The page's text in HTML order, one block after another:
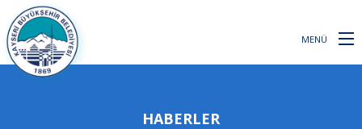
MENÜ
HABERLER